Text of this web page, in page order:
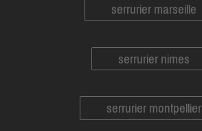
serrurier marseille
serrurier nimes
serrurier montpellier